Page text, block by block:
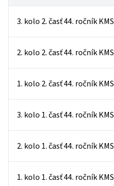
3. kolo 2. časť 44. ročník KMS
2. kolo 2. časť 44. ročník KMS
1. kolo 2. časť 44. ročník KMS
3. kolo 1. časť 44. ročník KMS
2. kolo 1. časť 44. ročník KMS
1. kolo 1. časť 44. ročník KMS